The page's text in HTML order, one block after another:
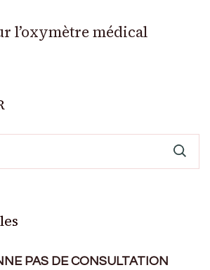
l’oxymètre médical
PAS DE CONSULTATION